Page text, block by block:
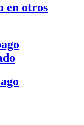
en otros